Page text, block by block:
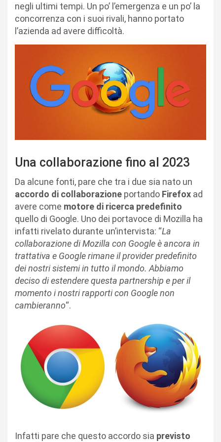
negli ultimi tempi. Un po’ l’emergenza e un po’ la
concorrenza con i suoi rivali, hanno portato
l’azienda ad avere difficoltà.
Una collaborazione fino al 2023
Da alcune fonti, pare che tra i due sia nato un
accordo di collaborazione portando Firefox ad
avere come motore di ricerca predefinito
quello di Google. Uno dei portavoce di Mozilla ha
infatti rivelato durante un’intervista: “La
collaborazione di Mozilla con Google è ancora in
trattativa e Google rimane il provider predefinito
dei nostri sistemi in tutto il mondo. Abbiamo
deciso di estendere questa partnership e per il
momento i nostri rapporti con Google non
cambieranno“.
Infatti pare che questo accordo sia previsto